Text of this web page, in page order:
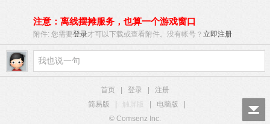
注意：离线摆摊服务，也算一个游戏窗口
附件: 您需要登录才可以下载或查看附件。没有帐号？ 立即注册
首页 登录
注册
简易版
触屏版 电脑版
© Comsenz Inc.